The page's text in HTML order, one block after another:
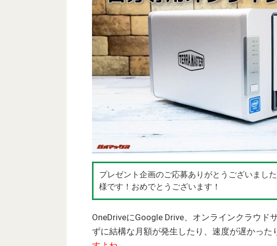
プレゼント企画のご応募ありがとうございまし
様です！おめでとうございます！
OneDriveにGoogle Drive、オンラインクラウド
ずに結構な月額が発生したり、速度が遅かった